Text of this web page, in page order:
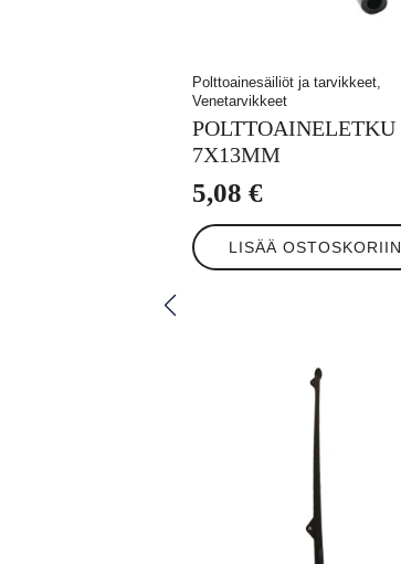
Polttoainesäiliöt ja tarvikkeet,
Venetarvikkeet
POLTTOAINELETKU
7X13MM
5,08 €
LISÄÄ OSTOSKORIIN